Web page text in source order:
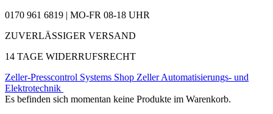
0170 961 6819 | MO-FR 08-18 UHR
ZUVERLÄSSIGER VERSAND
14 TAGE WIDERRUFSRECHT
Zeller-Presscontrol Systems Shop Zeller Automatisierungs- und
Elektrotechnik
Es befinden sich momentan keine Produkte im Warenkorb.